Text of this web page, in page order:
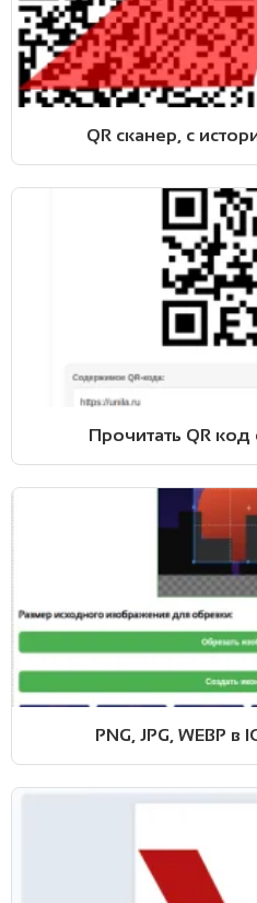
QR сканер, с
Прочитать QR код
PNG, JPG, WEBP в